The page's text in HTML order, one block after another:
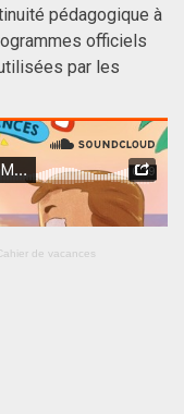
pédagogique à
officiels
par les
de vacances